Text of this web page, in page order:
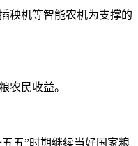
秧机等智能农机为支撑的
农民收益。
五”时期继续当好国家粮